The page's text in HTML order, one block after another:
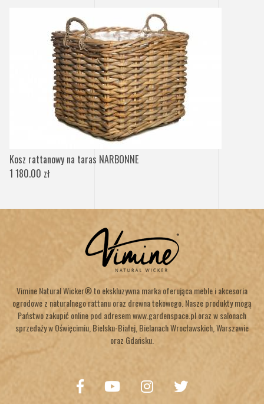
Kosz rattanowy na taras NARBONNE
1 180.00 zł
Vimine Natural Wicker® to ekskluzywna marka oferująca meble i akcesoria
ogrodowe z naturalnego rattanu oraz drewna tekowego. Nasze produkty mogą
Państwo zakupić online pod adresem www.gardenspace.pl oraz w salonach
sprzedaży w Oświęcimiu, Bielsku-Białej, Bielanach Wrocławskich, Warszawie
oraz Gdańsku.